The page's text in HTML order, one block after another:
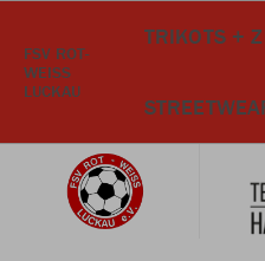
FSV ROT-
WEISS
LUCKAU
TRIKOTS +